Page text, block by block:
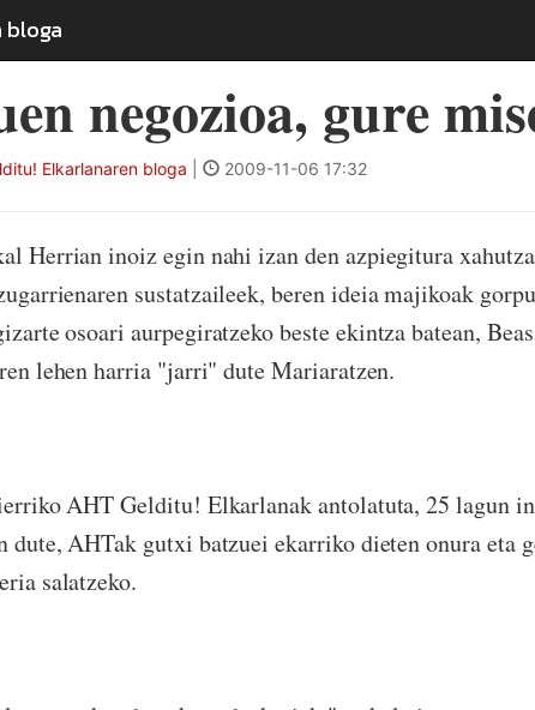
bloga
negozioa, gure
Elkarlanaren bloga 2009-11-06 17:32
Herrian inoiz egin nahi izan den azpiegitura
sustatzaileek, beren ideia majikoak
osoari aurpegiratzeko beste ekintza batean,
lehen harria "jarri" dute Mariaratzen.
AHT Gelditu! Elkarlanak antolatuta, 25 lagun
dute, AHTak gutxi batzuei ekarriko dieten onura eta
salatzeko.